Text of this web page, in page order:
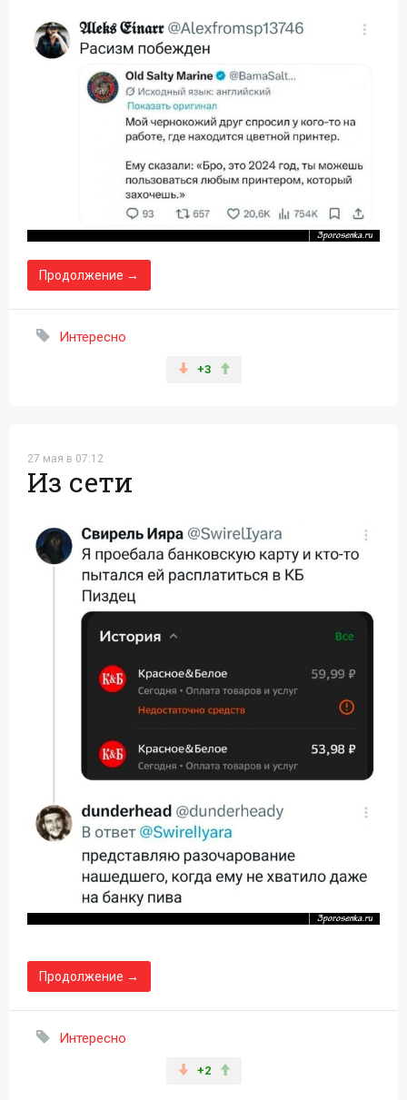
Продолжение →
Интересно
+3
27 мая в 07:12
Из сети
Продолжение →
Интересно
+2